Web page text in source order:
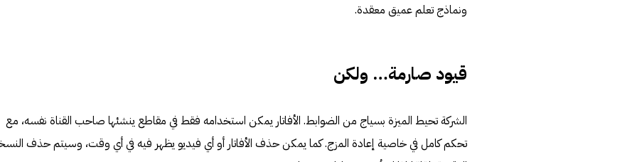
ونماذج تعلم عميق معقدة.
قيود صارمة… ولكن
الشركة تحيط الميزة بسياج من الضوابط. الأفاتار يمكن استخدامه فقط في مقاطع ينشئها صاحب القناة نفسه، مع
تحكم كامل في خاصية إعادة المزج. كما يمكن حذف الأفاتار أو أي فيديو يظهر فيه في أي وقت، وسيتم حذف